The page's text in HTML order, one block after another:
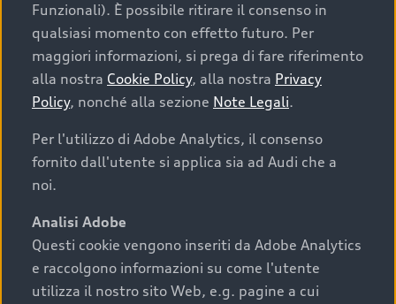
Cosa sapere prima di
acquistare la tua prossima
auto
I requisiti fondamentali da considerare prima di
acquistare un’auto usata, oltre al prezzo e all'aspetto,
chilometraggio: un valore contenuto corrisponde a
uno stato migliore del veicolo e a una maggiore
durata nel tempo;
Funzionali). È possibile ritirare il consenso in
qualsiasi momento con effetto futuro. Per
maggiori informazioni, si prega di fare riferimento
alla nostra Cookie Policy, alla nostra Privacy
Policy, nonché alla sezione Note Legali.
Per l'utilizzo di Adobe Analytics, il consenso
fornito dall'utente si applica sia ad Audi che a
noi.
Analisi Adobe
Questi cookie vengono inseriti da Adobe Analytics
e raccolgono informazioni su come l'utente
utilizza il nostro sito Web, e.g. pagine a cui